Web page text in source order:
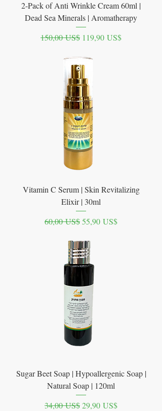
2-Pack of Anti Wrinkle Cream 60ml |
Dead Sea Minerals | Aromatherapy
Precio
150,00 US$ Precio de oferta
119,90 US$
Vitamin C Serum | Skin Revitalizing
Elixir | 30ml
Precio
60,00 US$ Precio de oferta
55,90 US$
Sugar Beet Soap | Hypoallergenic Soap |
Natural Soap | 120ml
Precio
34,00 US$Precio de oferta
29,90 US$